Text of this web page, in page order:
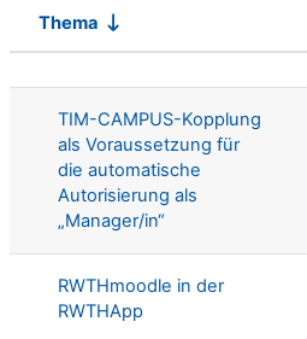
Status
Thema
TIM-CAMPUS-Kopplung
als Voraussetzung für
die automatische
Autorisierung als
„Manager/in“
RWTHmoodle in der
RWTHApp